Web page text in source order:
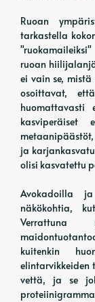
Ruoan
tarkastella
ruoan
ei vain se,
osoittavat,
huomattavasti
kasviperäiset
ja
olisi kasvatettu
Avokadoilla
näkökohtia,
Verrattuna
kuitenkin
elintarvikkeiden
vettä, ja se